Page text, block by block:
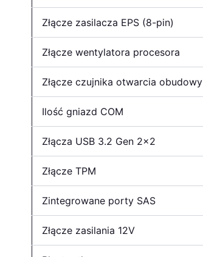
Złącze zasilacza EPS (8-pin)
Złącze wentylatora procesora
Złącze czujnika otwarcia obudowy
Ilość gniazd COM
Złącza USB 3.2 Gen 2×2
Złącze TPM
Zintegrowane porty SAS
Złącze zasilania 12V